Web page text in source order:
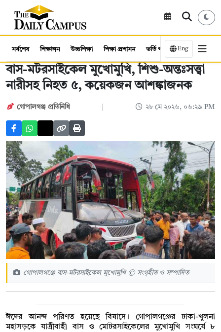
সর্বশেষ শিক্ষাঙ্গন উচ্চশিক্ষা শিক্ষা প্রশাসন ভর্তি পরীক্ষা কর্মসংস্থান
Eng
বাস-মটরসাইকেল মুখোমুখি, শিশু-অন্তঃসত্ত্বা
নারীসহ নিহত ৫, কয়েকজন আশঙ্কাজনক
গোপালগঞ্জ প্রতিনিধি ২৮ মে ২০২৬, ০৬:২৯ PM
গোপালগঞ্জে বাস-মটরসাইকেল মুখোমুখি © সংগৃহীত ও সম্পাদিত
ঈদের আনন্দ পরিণত হয়েছে বিষাদে। গোপালগঞ্জের ঢাকা-খুলনা
মহাসড়কে যাত্রীবাহী বাস ও মোটরসাইকেলের মুখোমুখি সংঘর্ষে ৮